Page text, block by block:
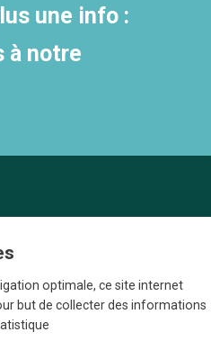
une info :
à notre
optimale, ce site internet
but de collecter des informations